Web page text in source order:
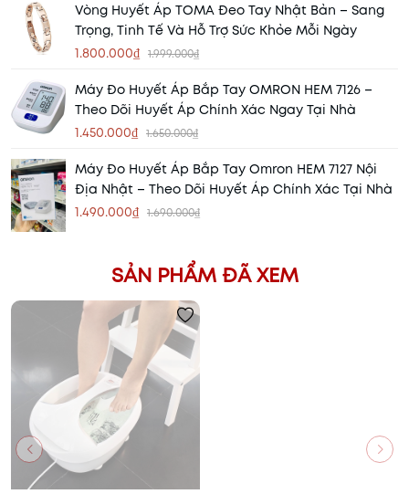
Vòng Huyết Áp TOMA Đeo Tay Nhật Bản – Sang
Trọng, Tinh Tế Và Hỗ Trợ Sức Khỏe Mỗi Ngày
1.800.000₫ 1.999.000₫
Máy Đo Huyết Áp Bắp Tay OMRON HEM 7126 –
Theo Dõi Huyết Áp Chính Xác Ngay Tại Nhà
1.450.000₫ 1.650.000₫
Máy Đo Huyết Áp Bắp Tay Omron HEM 7127 Nội
Địa Nhật – Theo Dõi Huyết Áp Chính Xác Tại Nhà
1.490.000₫ 1.690.000₫
SẢN PHẨM ĐÃ XEM